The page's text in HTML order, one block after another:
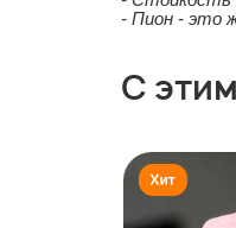
- Пион - это
С